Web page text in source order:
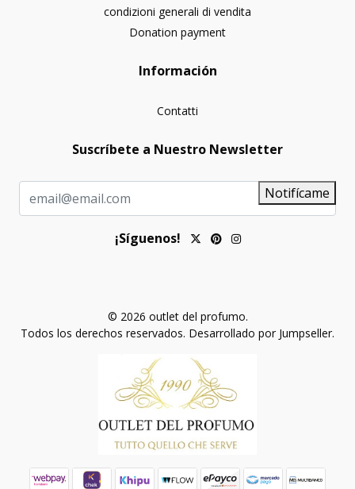
condizioni generali di vendita
Donation payment
Información
Contatti
Suscríbete a Nuestro Newsletter
Notifícame
¡Síguenos!
© 2026 outlet del profumo.
Todos los derechos reservados. Desarrollado por Jumpseller.